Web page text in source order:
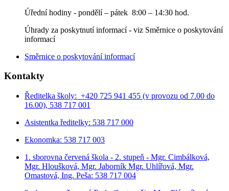
Úřední hodiny - pondělí – pátek 8:00 – 14:30 hod.
Úhrady za poskytnutí informací - viz Směrnice o poskytování
informací
Směrnice o poskytování informací
Kontakty
Ředitelka školy: +420 725 941 455 (v provozu od 7.00 do
16.00), 538 717 001
Asistentka ředitelky: 538 717 000
Ekonomka: 538 717 003
1. sborovna červená škola - 2. stupeň - Mgr. Cimbálková,
Mgr. Hloušková, Mgr. Jaborník Mgr. Uhlířová, Mgr.
Omastová, Ing. Peša: 538 717 004